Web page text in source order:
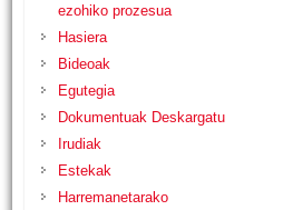
ezohiko prozesua
Hasiera
Bideoak
Egutegia
Dokumentuak Deskargatu
Irudiak
Estekak
Harremanetarako